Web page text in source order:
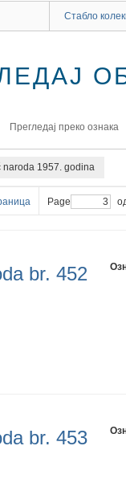
Стабло
Прегледај преко ознака
naroda 1957. godina
Page
br. 452
br. 453